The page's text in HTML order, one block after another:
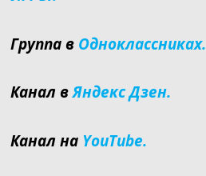
Группа в Одноклассниках.
Канал вЯндекс Дзен.
Канал на YouTube.